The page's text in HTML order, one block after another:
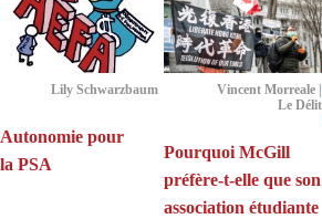
Lily Schwarzbaum
Autonomie pour
la PSA
Vincent Morreale |
Le Délit
Pourquoi McGill
préfère-t-elle que son
association étudiante